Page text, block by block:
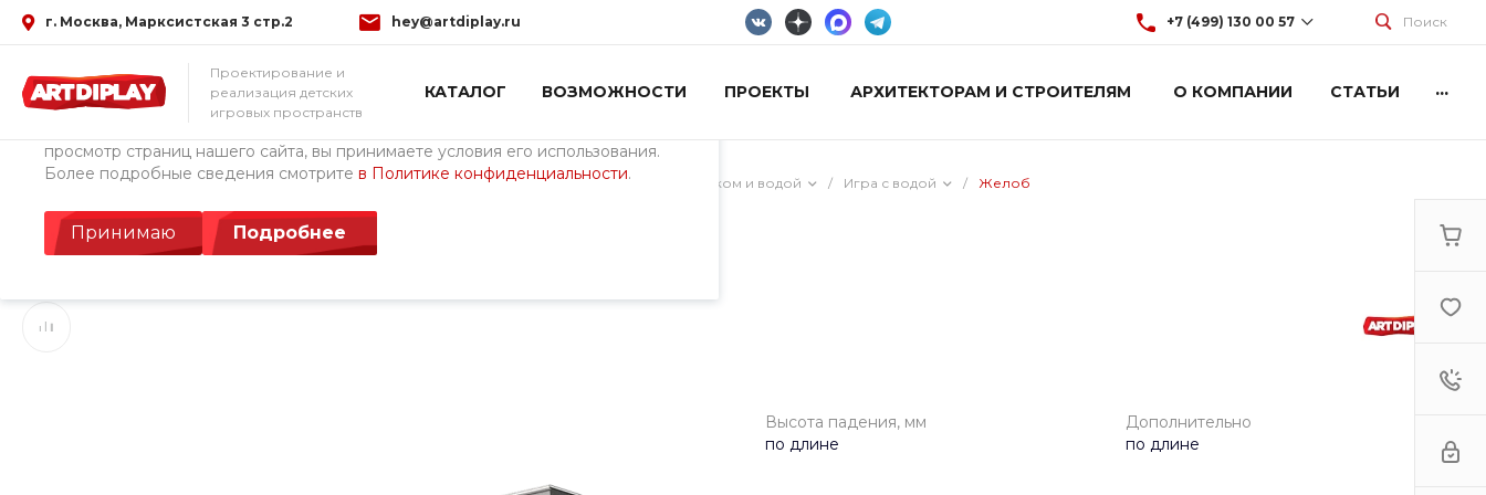
Использование файлов Cookie
Мы используем файлы cookie, разработанные нашими специалистами и
просмотр страниц нашего сайта, вы принимаете условия его использования.
Более подробные сведения смотрите в Политике конфиденциальности.
Принимаю Подробнее
г. Москва, Марксистская 3 стр.2 hey@artdiplay.ru +7 (499) 130 00 57 Поиск
Проектирование и
реализация детских
игровых пространств
КАТАЛОГ ВОЗМОЖНОСТИ ПРОЕКТЫ АРХИТЕКТОРАМ И СТРОИТЕЛЯМ О КОМПАНИИ СТАТЬИ ...
Главная / Каталог товаров / Детские площадки ArtDiPlay (Россия) / Песочницы, игра с песком и водой / Игра с водой / Желоб
Желоб
Высота падения, мм
по длине
Дополнительно
по длине